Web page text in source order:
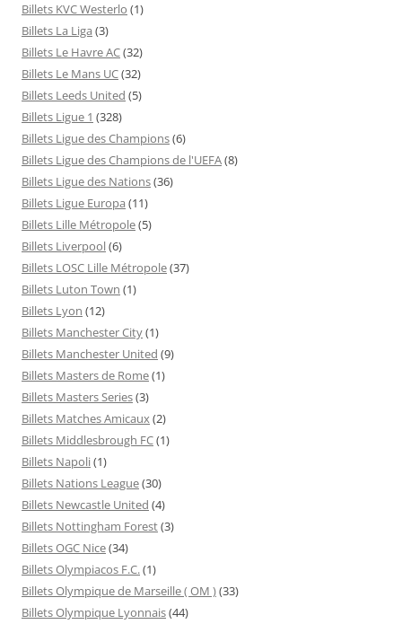
Billets KVC Westerlo (1)
Billets La Liga (3)
Billets Le Havre AC(32)
Billets Le Mans UC(32)
Billets Leeds United (5)
Billets Ligue 1 (328)
Billets Ligue des Champions(6)
Billets Ligue des Champions de l'UEFA(8)
Billets Ligue des Nations(36)
Billets Ligue Europa (11)
Billets Lille Métropole(5)
Billets Liverpool(6)
Billets LOSC Lille Métropole(37)
Billets Luton Town (1)
Billets Lyon (12)
Billets Manchester City(1)
Billets Manchester United (9)
Billets Masters de Rome(1)
Billets Masters Series(3)
Billets Matches Amicaux(2)
Billets Middlesbrough FC(1)
Billets Napoli(1)
Billets Nations League(30)
Billets Newcastle United (4)
Billets Nottingham Forest(3)
Billets OGC Nice(34)
Billets Olympiacos F.C.(1)
Billets Olympique de Marseille ( OM )(33)
Billets Olympique Lyonnais(44)